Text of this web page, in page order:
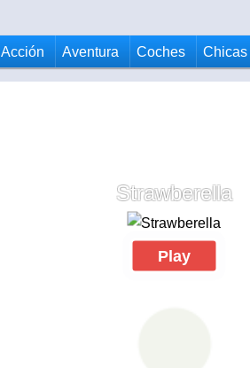
Acción Aventura Coches Chicas
Strawberella
Play